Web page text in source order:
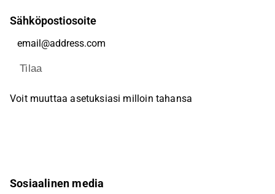
Sähköpostiosoite
Tilaa
Voit muuttaa asetuksiasi milloin tahansa
Sosiaalinen media